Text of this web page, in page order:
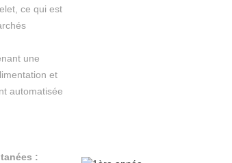
ce qui est
une
et
automatisée
: